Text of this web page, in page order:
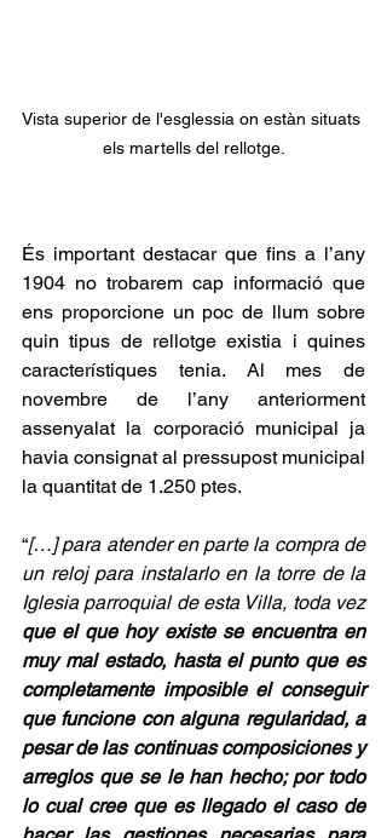
Vista superior de l'esglessia on estàn situats
els martells del rellotge.
És important destacar que fins a l’any
1904 no trobarem cap informació que
ens proporcione un poc de llum sobre
quin tipus de rellotge existia i quines
característiques tenia. Al mes de
novembre de l’any anteriorment
assenyalat la corporació municipal ja
havia consignat al pressupost municipal
la quantitat de 1.250 ptes.
“[…] para atender en parte la compra de
un reloj para instalarlo en la torre de la
Iglesia parroquial de esta Villa, toda vez
que el que hoy existe se encuentra en
muy mal estado, hasta el punto que es
completamente imposible el conseguir
que funcione con alguna regularidad, a
pesar de las continuas composiciones y
arreglos que se le han hecho; por todo
lo cual cree que es llegado el caso de